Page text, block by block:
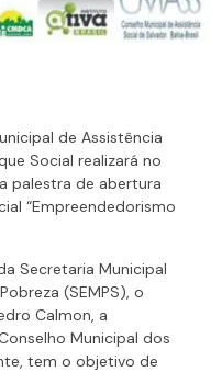
de Assistência
Social realizará no
palestra de abertura
“Empreendedorismo
Secretaria Municipal
(SEMPS), o
Calmon, a
Municipal dos
tem o objetivo de